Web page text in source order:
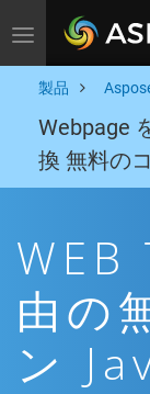
Toggle navigation
製品
Webpage
換 無料の
WEB
由の
ン